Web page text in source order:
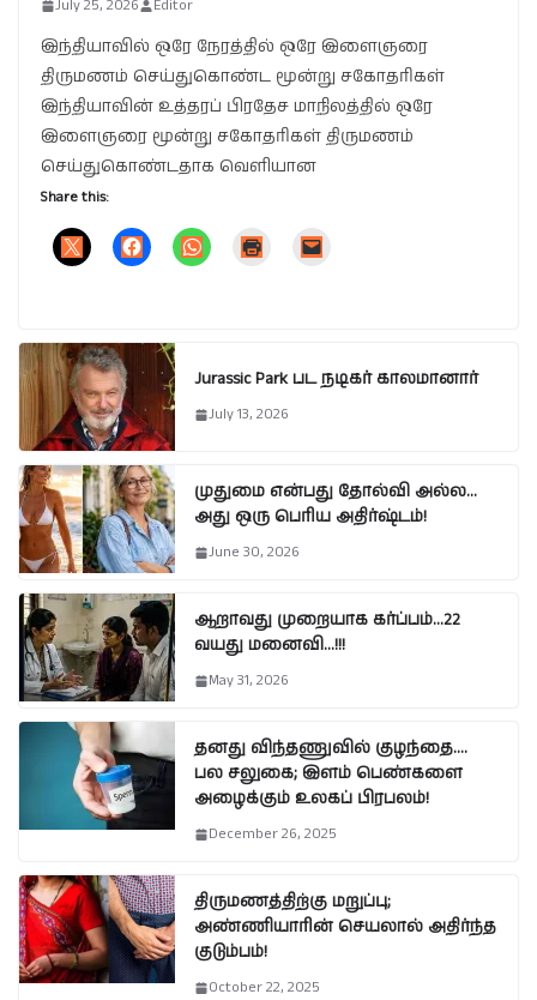
July 25, 2026 Editor
இந்தியாவில் ஒரே நேரத்தில் ஒரே இளைஞரை
திருமணம் செய்துகொண்ட மூன்று சகோதரிகள்
இந்தியாவின் உத்தரப் பிரதேச மாநிலத்தில் ஒரே
இளைஞரை மூன்று சகோதரிகள் திருமணம்
செய்துகொண்டதாக வெளியான
Share this:
Jurassic Park பட நடிகர் காலமானார்
July 13, 2026
முதுமை என்பது தோல்வி அல்ல…
அது ஒரு பெரிய அதிர்ஷ்டம்!
June 30, 2026
ஆறாவது முறையாக கர்ப்பம்…22
வயது மனைவி…!!!
May 31, 2026
தனது விந்தணுவில் குழந்தை….
பல சலுகை; இளம் பெண்களை
அழைக்கும் உலகப் பிரபலம்!
December 26, 2025
திருமணத்திற்கு மறுப்பு;
அண்ணியாரின் செயலால் அதிர்ந்த
குடும்பம்!
October 22, 2025